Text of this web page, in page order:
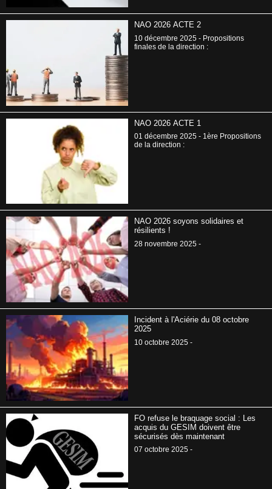
NAO 2026 ACTE 2
10 décembre 2025 - Propositions
finales de la direction :
NAO 2026 ACTE 1
01 décembre 2025 - 1ère Propositions
de la direction :
NAO 2026 soyons solidaires et
résilients !
28 novembre 2025 -
Incident à l'Aciérie du 08 octobre
2025
10 octobre 2025 -
FO refuse le braquage social : Les
acquis du GESIM doivent être
sécurisés dès maintenant
07 octobre 2025 -